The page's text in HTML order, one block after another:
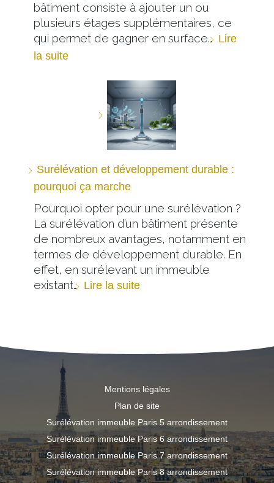
bâtiment consiste à ajouter un ou
plusieurs étages supplémentaires, ce
qui permet de gagner en surface… Lire
la suite
Surélévation et développement durable :
pourquoi ça marche
Pourquoi opter pour une surélévation ?
La surélévation d’un bâtiment présente
de nombreux avantages, notamment en
termes de développement durable. En
effet, en surélevant un immeuble
existant… Lire la suite
Mentions légales
Plan de site
Surélévation immeuble Paris 5 arrondissement
Surélévation immeuble Paris 6 arrondissement
Surélévation immeuble Paris 7 arrondissement
Surélévation immeuble Paris 8 arrondissement